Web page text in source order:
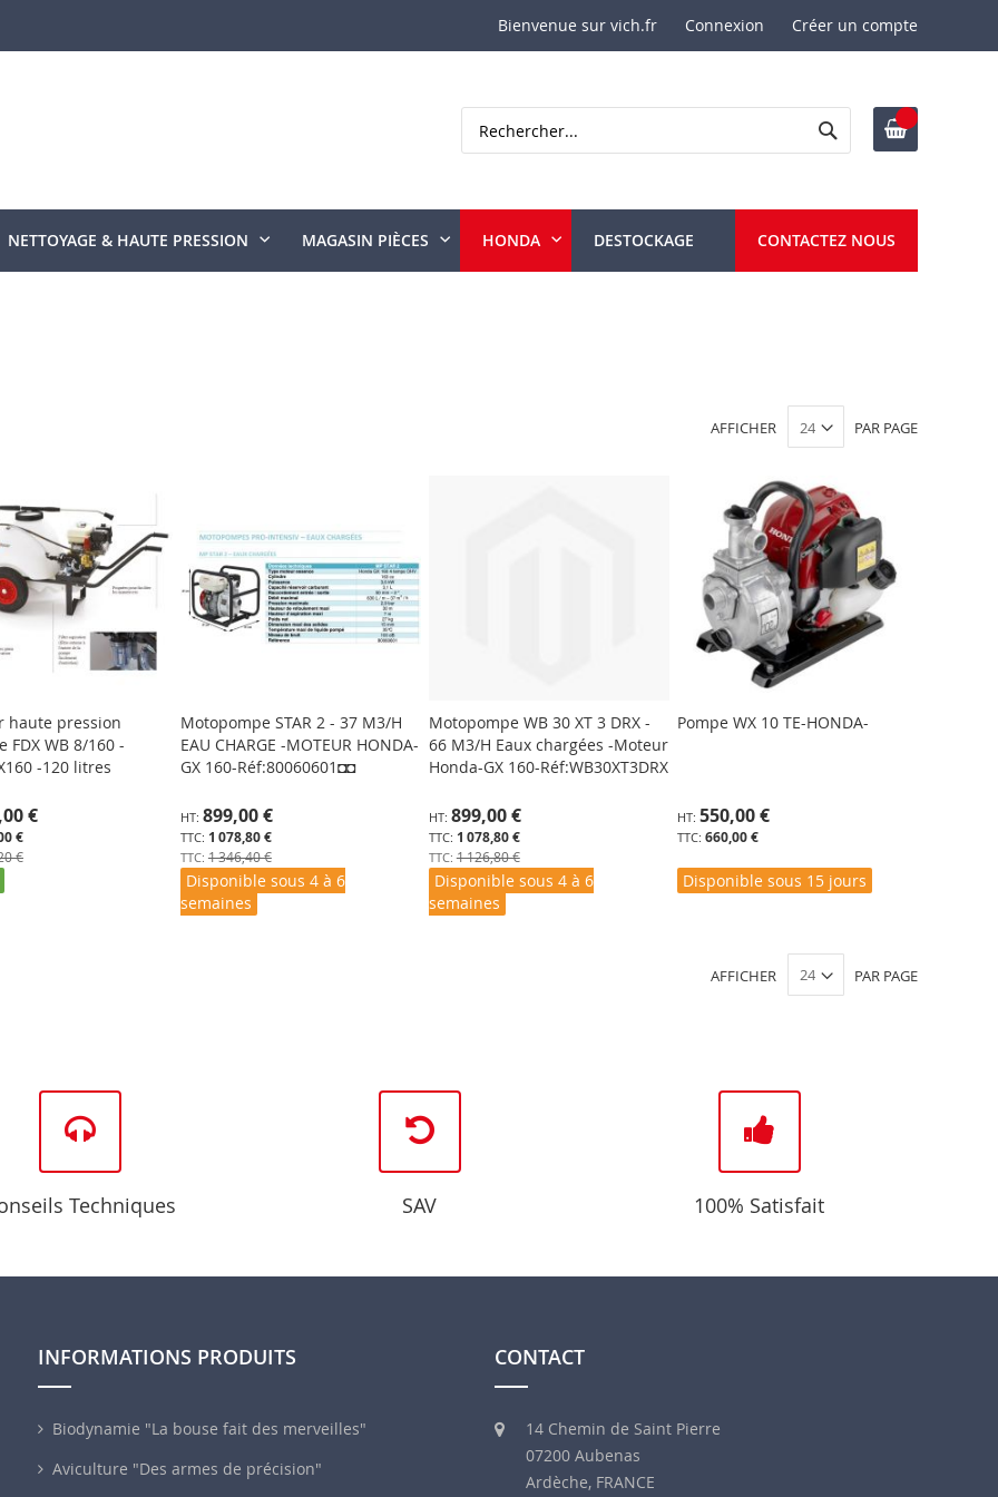
Bienvenue sur vich.fr Connexion Créer un compte
Rechercher
NETTOYAGE & HAUTE PRESSION MAGASIN PIÈCES HONDA DESTOCKAGE CONTACTEZ NOUS
AFFICHER PAR PAGE
haute pression
FDX WB 8/160 -
-120 litres
€
€
€
Motopompe STAR 2 - 37 M3/H
EAU CHARGE -MOTEUR HONDA-
GX 160-Réf:80060601◘◘
Spécial1 078,80 €
899,00 €
1 346,40 €
Disponible sous 4 à 6
semaines
Motopompe WB 30 XT 3 DRX -
66 M3/H Eaux chargées -Moteur
Honda-GX 160-Réf:WB30XT3DRX
Spécial1 078,80 €
899,00 €
1 126,80 €
Disponible sous 4 à 6
semaines
Pompe WX 10 TE-HONDA-
660,00 €
550,00 €
Disponible sous 15 jours
AFFICHER PAR PAGE
Techniques SAV 100% Satisfait
INFORMATIONS PRODUITS
Biodynamie "La bouse fait des merveilles"
Aviculture "Des armes de précision"
CONTACT
14 Chemin de Saint Pierre
07200 Aubenas
Ardèche, FRANCE